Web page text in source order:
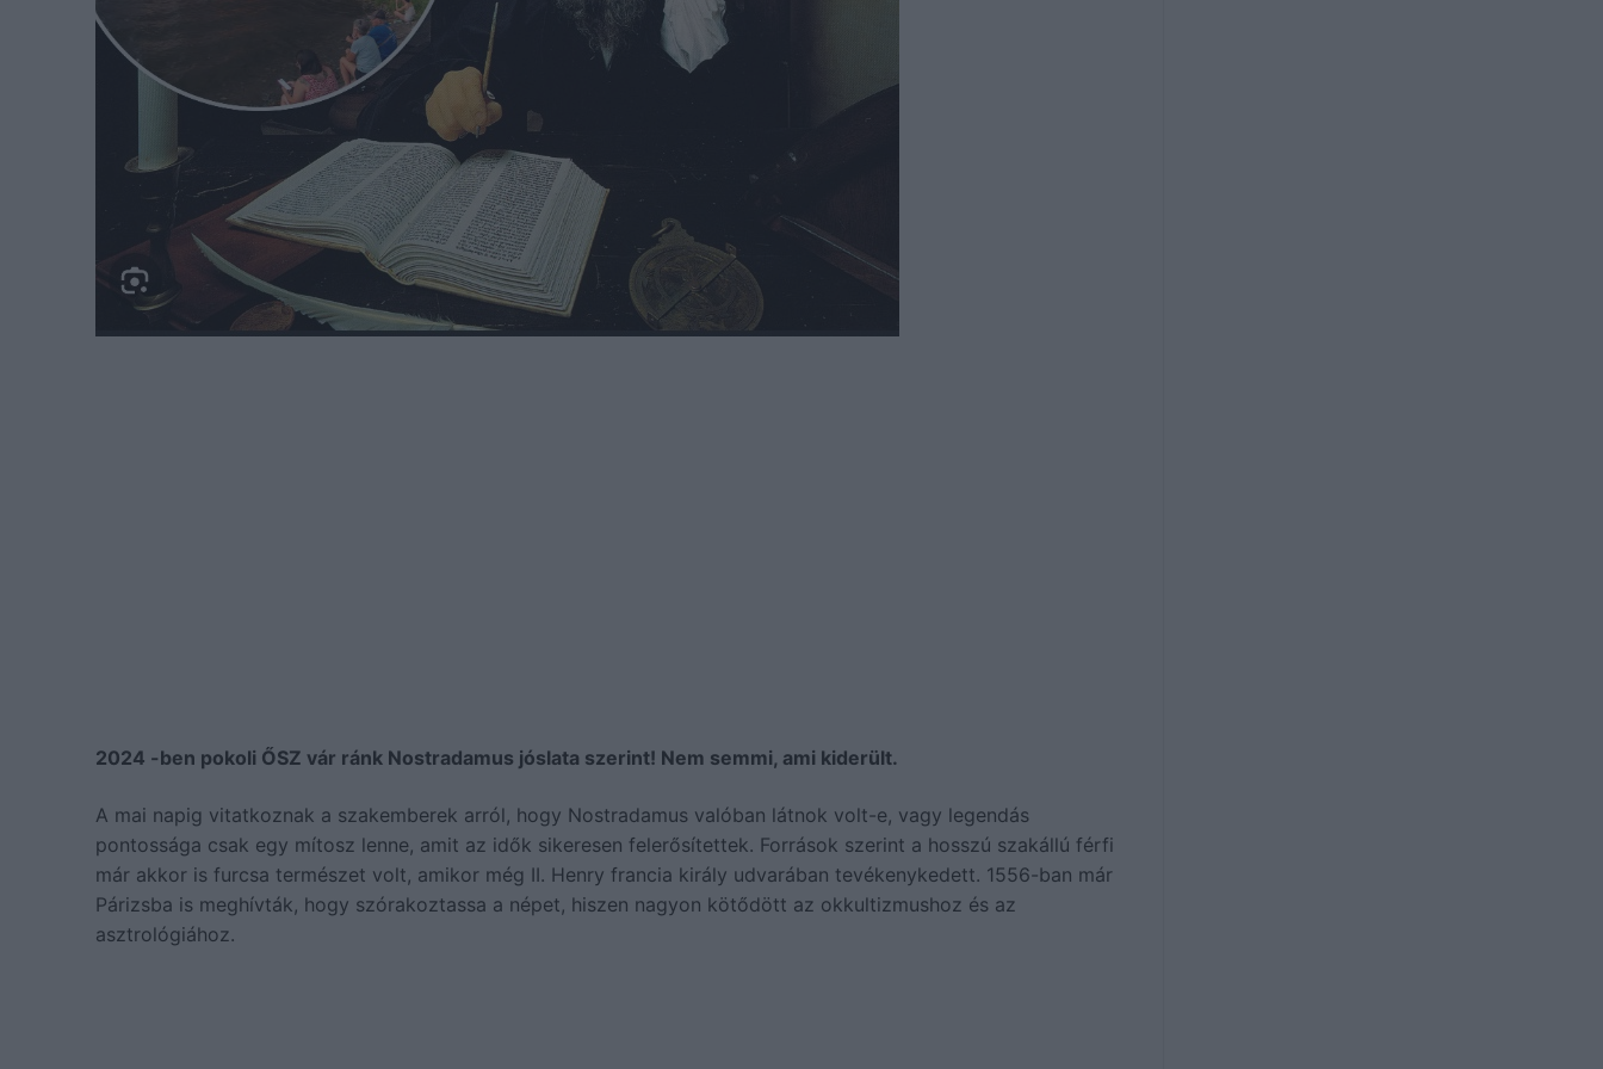
2024 -ben pokoli ŐSZ vár ránk Nostradamus jóslata szerint! Nem semmi, ami kiderült.
A mai napig vitatkoznak a szakemberek arról, hogy Nostradamus valóban látnok volt-e, vagy legendás
pontossága csak egy mítosz lenne, amit az idők sikeresen felerősítettek. Források szerint a hosszú szakállú férfi
már akkor is furcsa természet volt, amikor még II. Henry francia király udvarában tevékenykedett. 1556-ban már
Párizsba is meghívták, hogy szórakoztassa a népet, hiszen nagyon kötődött az okkultizmushoz és az
asztrológiához.